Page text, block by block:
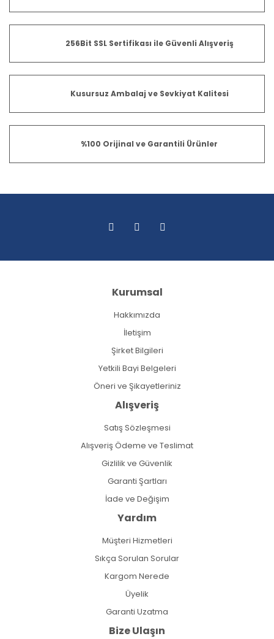
256Bit SSL Sertifikası ile Güvenli Alışveriş
Kusursuz Ambalaj ve Sevkiyat Kalitesi
%100 Orijinal ve Garantili Ürünler
Kurumsal
Hakkımızda
İletişim
Şirket Bilgileri
Yetkili Bayi Belgeleri
Öneri ve Şikayetleriniz
Alışveriş
Satış Sözleşmesi
Alışveriş Ödeme ve Teslimat
Gizlilik ve Güvenlik
Garanti Şartları
İade ve Değişim
Yardım
Müşteri Hizmetleri
Sıkça Sorulan Sorular
Kargom Nerede
Üyelik
Garanti Uzatma
Bize Ulaşın